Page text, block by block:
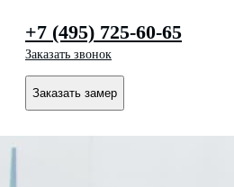
+7 (495) 725-60-65
Заказать звонок
Заказать замер